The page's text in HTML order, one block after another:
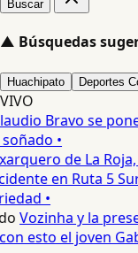
Buscar
▲ Búsquedas
Huachipato Deportes
VIVO
Bravo se
•
de La
en Ruta 5
•
Vozinha y la
esto el joven